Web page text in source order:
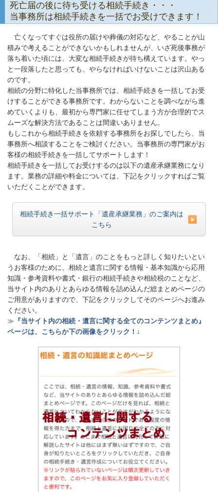
死亡届の後に待ち受ける相続手続き・・・
当事務所は相続手続きを一括でお受けできます！
亡くなってすぐは役所の届けや葬儀の対応など、やることが山
積みで考えることができないかもしれませんが、いざ死後事務が
落ち着いた頃には、大変な相続手続きが待ち構えています。やっ
と一段落したと思っても、やらなければいけないことは沢山ある
のです。
相続の分野に特化した当事務所では、相続手続きを一括してお受
けすることができる事務所です。わからないことを調べながら進
めていくよりも、最初から専門家に任せてしまう方が合理的でス
ムーズな解決方法であることは間違いありません。
もしこれから相続手続きを依頼する事務所をお探しでしたら、当
事務所へ相談することをご検討ください。当事務所の専門家がお
客様の相続手続きを一括してサポートします！
相続手続きを一括してお受けするのは以下の遺産承継業務になり
ます。業務の詳細や料金については、下記をクリックすればご覧
いただくことができます。
相続手続き一括サポート「遺産承継業務」のご案内は
こちら
なお、「相続」と「遺言」のことをもっと詳しく知りたいとい
うお客様のために、相続と遺言に関する情報・基本知識から応用
知識・参考資料や書式・銀行の相続手続きや相続税のことなど、
当サイト内のありとあらゆる情報を詰め込んだ総まとめページの
ご用意がありますので、下記をクリックしてそのページへお進み
ください。
≫ 『当サイト内の相続・遺言に関する全てのコンテンツまとめ』
ページは、こちらか下の画像をクリック！ ↓